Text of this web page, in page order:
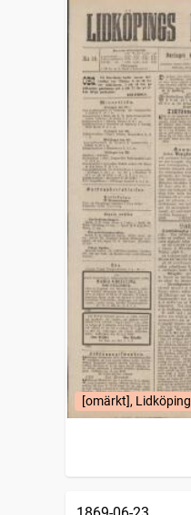
[omärkt], Lidköping